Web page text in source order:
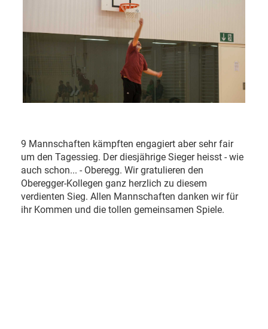
9 Mannschaften kämpften engagiert aber sehr fair
um den Tagessieg. Der diesjährige Sieger heisst - wie
auch schon... - Oberegg. Wir gratulieren den
Oberegger-Kollegen ganz herzlich zu diesem
verdienten Sieg. Allen Mannschaften danken wir für
ihr Kommen und die tollen gemeinsamen Spiele.